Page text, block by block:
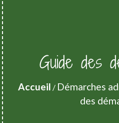
Guide des
Accueil / Démarches
des